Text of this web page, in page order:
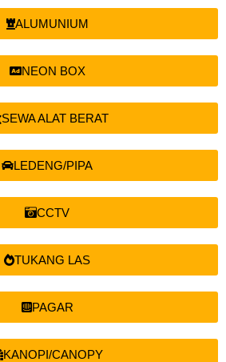
ALUMUNIUM
NEON BOX
SEWA ALAT BERAT
LEDENG/PIPA
CCTV
TUKANG LAS
PAGAR
KANOPI/CANOPY